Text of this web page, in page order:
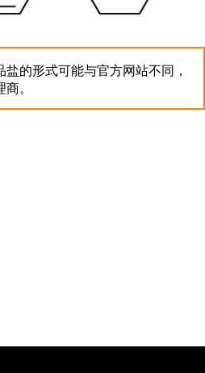
的形式可能与官方网站不同，
。